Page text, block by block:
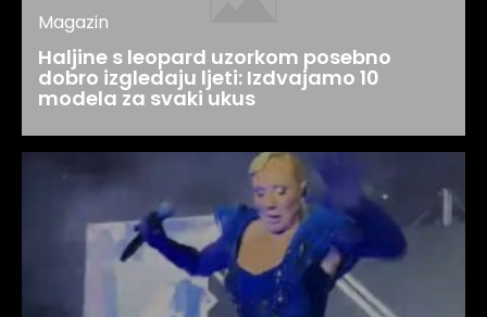
Magazin
Haljine s leopard uzorkom posebno
dobro izgledaju ljeti: Izdvajamo 10
modela za svaki ukus